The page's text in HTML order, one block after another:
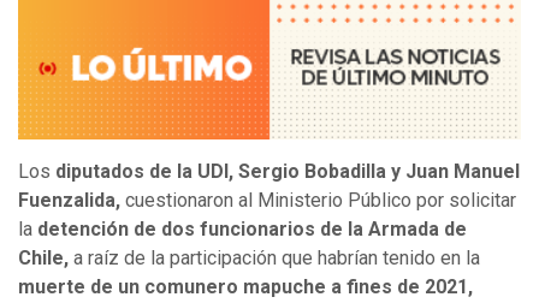
Los diputados de la UDI, Sergio Bobadilla y Juan Manuel
Fuenzalida, cuestionaron al Ministerio Público por solicitar
la detención de dos funcionarios de la Armada de
Chile, a raíz de la participación que habrían tenido en la
muerte de un comunero mapuche a fines de 2021,